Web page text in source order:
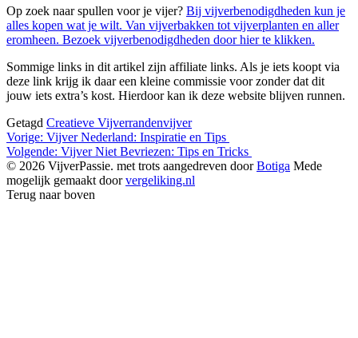
Op zoek naar spullen voor je vijer? Bij vijverbenodigdheden kun je
alles kopen wat je wilt. Van vijverbakken tot vijverplanten en aller
eromheen. Bezoek vijverbenodigdheden door hier te klikken.
Sommige links in dit artikel zijn affiliate links. Als je iets koopt via
deze link krijg ik daar een kleine commissie voor zonder dat dit
jouw iets extra’s kost. Hierdoor kan ik deze website blijven runnen.
Getagd Creatieve Vijverrandenvijver
Bericht
navigatie
Vorige: Vijver Nederland: Inspiratie en Tips
Volgende: Vijver Niet Bevriezen: Tips en Tricks
© 2026 VijverPassie. met trots aangedreven doorBotiga Mede
mogelijk gemaakt doorvergeliking.nl
Terug naar boven